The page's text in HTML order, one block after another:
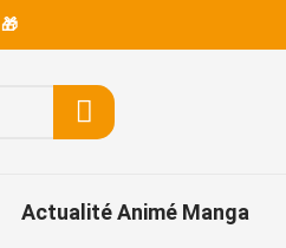
Actualité Animé Manga